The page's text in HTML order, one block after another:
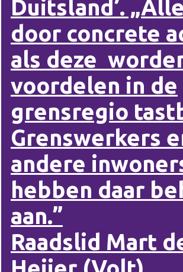
Duitsland’.
door concrete
als deze
voordelen in de
grensregio
Grenswerkers
andere
hebben daar
aan.”
Raadslid Mart